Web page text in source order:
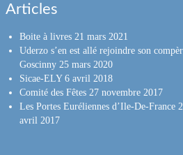
Articles
Boite à livres 21 mars 2021
Uderzo s’en est allé rejoindre son
Goscinny 25 mars 2020
Sicae-ELY 6 avril 2018
Comité des Fêtes 27 novembre 2017
Les Portes Euréliennes d’Ile-De-France 2
avril 2017